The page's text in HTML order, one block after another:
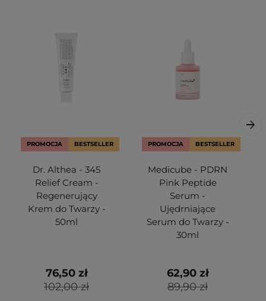
PROMOCJA BESTSELLER
Dr. Althea - 345
Relief Cream -
Regenerujący
Krem do Twarzy -
50ml
102,00 zł
76,50 zł
PROMOCJA BESTSELLER
Medicube - PDRN
Pink Peptide
Serum -
Ujędrniające
Serum do Twarzy -
30ml
89,90 zł
62,90 zł